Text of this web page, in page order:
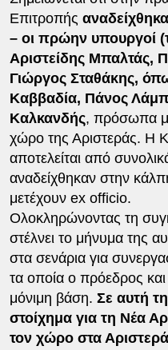
Επιτροπής
– οι πρώην υπουργοί
Αριστείδης Μπαλτάς,
Γιώργος Σταθάκης,
Καββαδία, Πάνος
Καλκανδής, πρόσωπα
χώρο της Αριστεράς. Η
αποτελείται από
αναδείχθηκαν στην
μετέχουν ex officio.
Ολοκληρώνοντας τη
στέλνει το μήνυμα της
στα σενάρια για
τα οποία ο πρόεδρος
μόνιμη βάση. Σε αυτή
στοίχημα για τη Νέα
τον χώρο στα